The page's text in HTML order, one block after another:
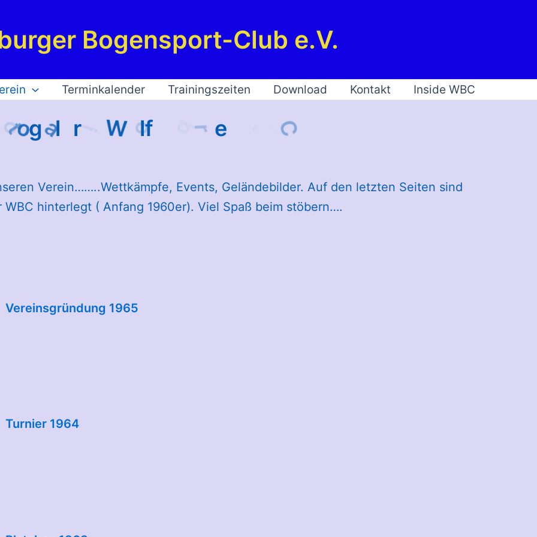
Bogensport-Club e.V.
Terminkalender Trainingszeiten Download Kontakt Inside WBC
Verein……..Wettkämpfe, Events, Geländebilder. Auf den letzten Seiten sind
hinterlegt ( Anfang 1960er). Viel Spaß beim stöbern….
Vereinsgründung 1965
Turnier 1964